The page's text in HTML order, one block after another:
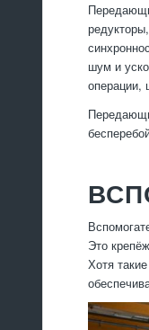
шум и
операции,
Это
Хотя